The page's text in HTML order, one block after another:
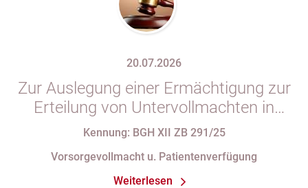
20.07.2026
Zur Auslegung einer Ermächtigung zur
Erteilung von Untervollmachten in
einer formularmäßigen
Kennung: BGH XII ZB 291/25
Vorsorgevollmacht u. Patientenverfügung
Weiterlesen